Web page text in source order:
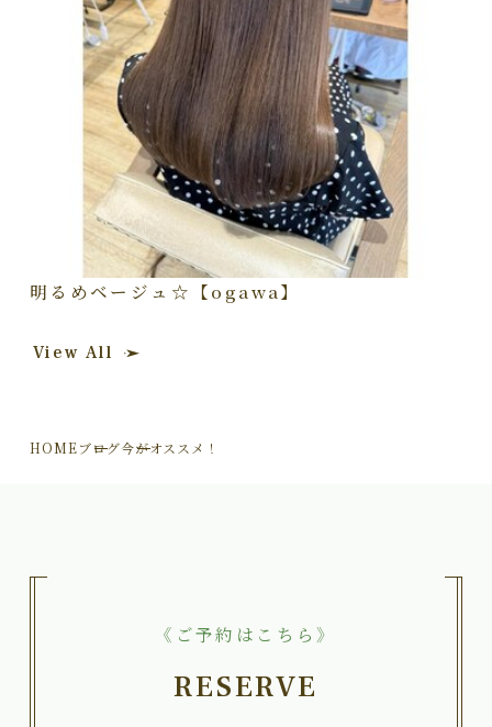
明るめベージュ☆【ogawa】
View All
HOMEブログ今がオススメ！
《ご予約はこちら》
RESERVE